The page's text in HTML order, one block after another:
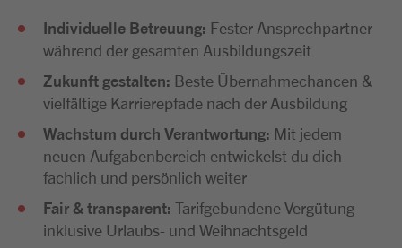
Individuelle Betreuung: Fester Ansprechpartner
während der gesamten Ausbildungszeit
Zukunft gestalten: Beste Übernahmechancen &
vielfältige Karrierepfade nach der Ausbildung
Wachstum durch Verantwortung: Mit jedem
neuen Aufgabenbereich entwickelst du dich
fachlich und persönlich weiter
Fair & transparent: Tarifgebundene Vergütung
inklusive Urlaubs- und Weihnachtsgeld